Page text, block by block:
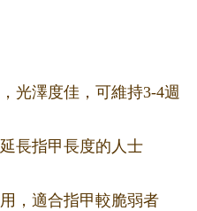
光澤度佳，可維持3-4週
長指甲長度的人士
用，適合指甲較脆弱者